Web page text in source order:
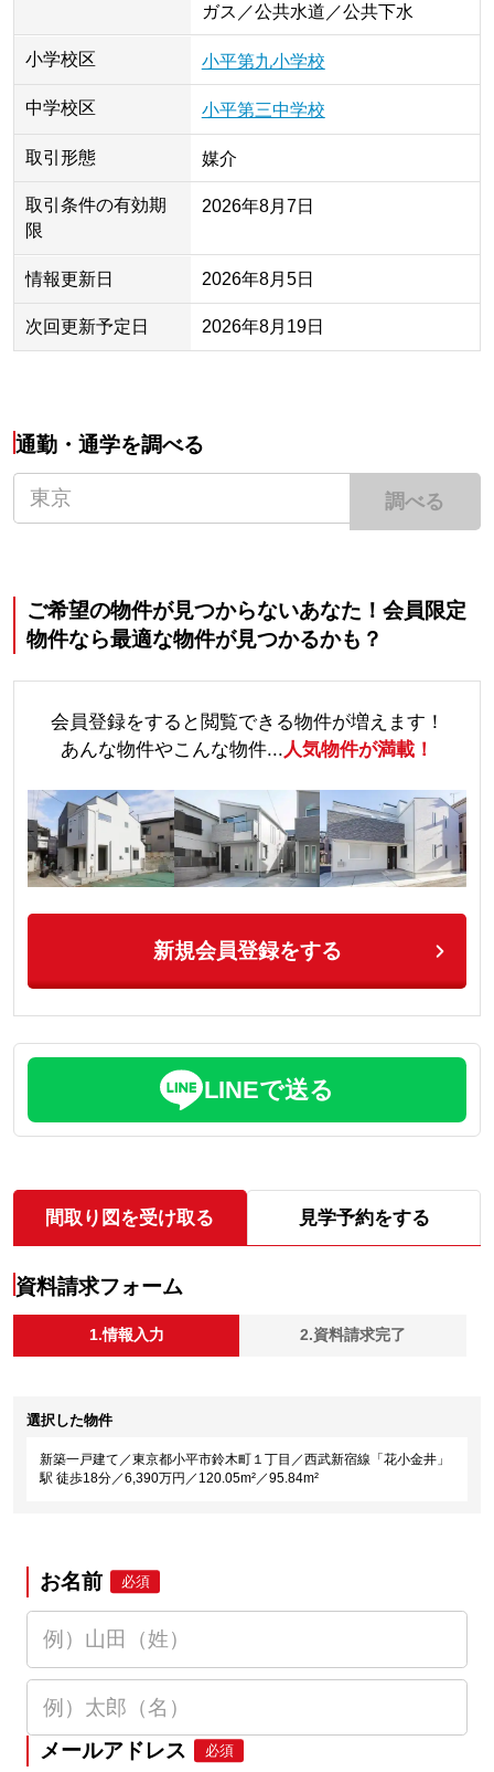
ガス／公共水道／公共下水
小学校区 小平第九小学校
中学校区 小平第三中学校
取引形態 媒介
取引条件の有効期
限
2026年8月7日
情報更新日 2026年8月5日
次回更新予定日 2026年8月19日
通勤・通学を調べる
調べる
ご希望の物件が見つからないあなた！会員限定
物件なら最適な物件が見つかるかも？
会員登録をすると閲覧できる物件が増えます！
あんな物件やこんな物件... 人気物件が満載！
新規会員登録をする
LINEで送る
間取り図を受け取る 見学予約をする
資料請求フォーム
1.情報入力 2.資料請求完了
選択した物件
新築一戸建て／東京都小平市鈴木町１丁目／西武新宿線「花小金井」
駅 徒歩18分／6,390万円／120.05m²／95.84m²
お名前 必須
メールアドレス 必須